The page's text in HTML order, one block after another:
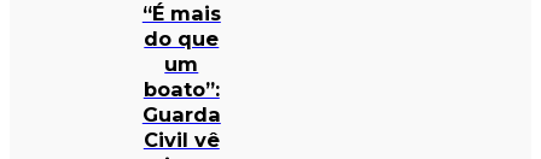
“É mais
do que
um
boato”:
Guarda
Civil vê